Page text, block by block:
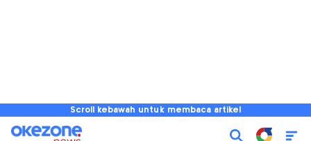
Scroll kebawah untuk membaca artikel